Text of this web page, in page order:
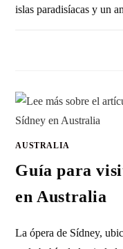
islas paradisíacas y un
AUSTRALIA
Guía para
en Australia
La ópera de Sídney,